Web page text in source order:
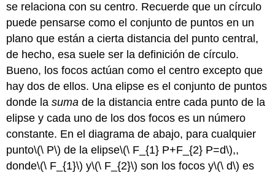
se relaciona con su centro. Recuerde que un círculo
puede pensarse como el conjunto de puntos en un
plano que están a cierta distancia del punto central,
de hecho, esa suele ser la definición de círculo.
Bueno, los focos actúan como el centro excepto que
hay dos de ellos. Una elipse es el conjunto de puntos
donde lasuma de la distancia entre cada punto de la
elipse y cada uno de los dos focos es un número
constante. En el diagrama de abajo, para cualquier
punto\(\ P\) de la elipse\(\ F_{1} P+F_{2} P=d\),,
donde\(\ F_{1}\) y\(\ F_{2}\) son los focos y\(\ d\) es